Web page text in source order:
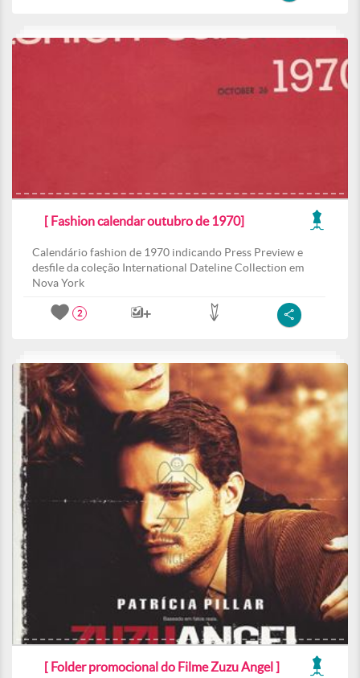
[ Fashion calendar outubro de 1970]
Calendário fashion de 1970 indicando Press Preview e
desfile da coleção International Dateline Collection em
Nova York
2
[ Folder promocional do Filme Zuzu Angel ]